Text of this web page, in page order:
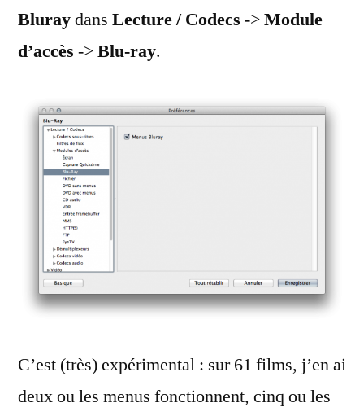
Bluraydans Lecture / Codecs ->Module
d’accès ->Blu-ray.
C’est (très) expérimental : sur 61 films, j’en ai
deux ou les menus fonctionnent, cinq ou les